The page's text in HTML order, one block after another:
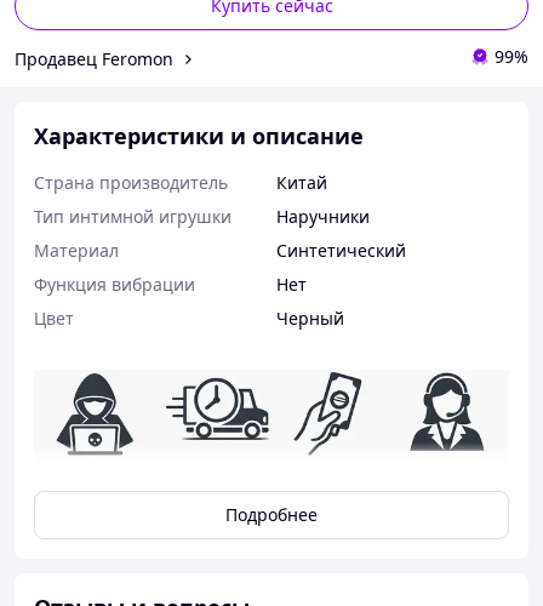
Купить сейчас
Продавец Feromon 99%
Характеристики и описание
Страна производитель
Китай
Тип интимной игрушки
Наручники
Материал
Синтетический
Функция вибрации
Нет
Цвет
Черный
Хотите новых ощущений?
партнера и разнообразить сексуальные игры? Тогда
Подробнее